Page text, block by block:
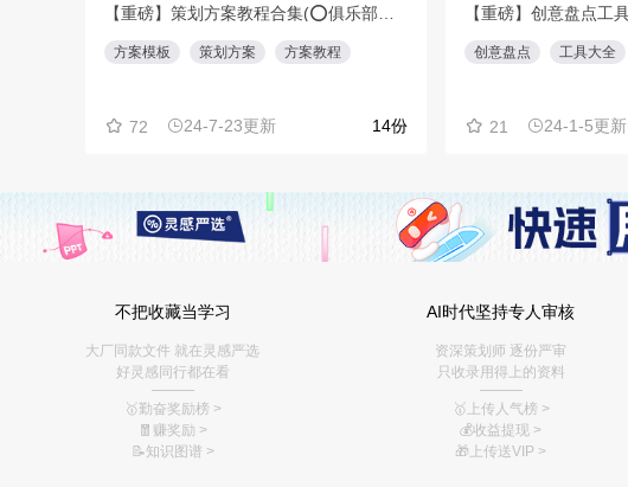
方案模板 策划方案 方案教程
72 24-7-23更新 14份
创意盘点 工具大全
21 24-1-5更新
不把收藏当学习
大厂同款文件 就在灵感严选
好灵感同行都在看
———
🥇勤奋奖励榜 >
🧧赚奖励 >
📝知识图谱 >
AI时代坚持专人审核
资深策划师 逐份严审
只收录用得上的资料
———
🥇上传人气榜 >
💰收益提现 >
🎁上传送VIP >